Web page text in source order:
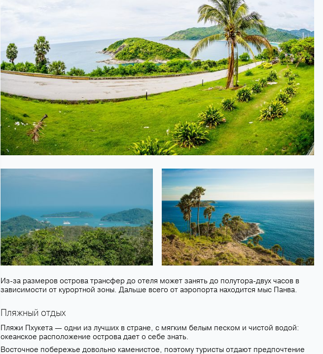
Из-за размеров острова трансфер до отеля может занять до полутора-двух часов в
зависимости от курортной зоны. Дальше всего от аэропорта находится мыс Панва.
Пляжный отдых
Пляжи Пхукета — одни из лучших в стране, с мягким белым песком и чистой водой:
океанское расположение острова дает о себе знать.
Восточное побережье довольно каменистое, поэтому туристы отдают предпочтение